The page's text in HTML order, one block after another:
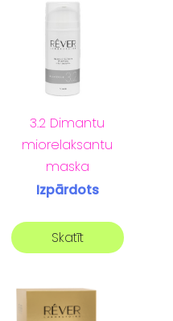
3.2 Dimantu
miorelaksantu
maska
Izpārdots
Skatīt